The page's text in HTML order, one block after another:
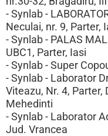
- Synlab -
Neculai, nr. 9, Parter,
- Synlab - PALAS
UBC1, Parter, Iasi
- Synlab - Super
- Synlab - Laborator
Viteazu, Nr. 4, Parter,
Mehedinti
- Synlab - Laborator
Jud. Vrancea